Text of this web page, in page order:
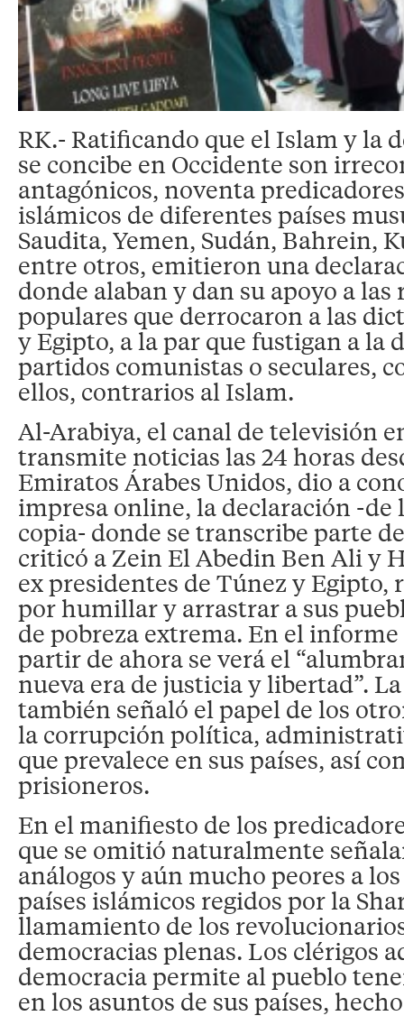
RK.- Ratificando que el Islam y la
se concibe en Occidente son
antagónicos, noventa
islámicos de diferentes países
Saudita, Yemen, Sudán, Bahrein,
entre otros, emitieron una
donde alaban y dan su apoyo a
populares que derrocaron a las
y Egipto, a la par que fustigan a la
partidos comunistas o seculares,
ellos, contrarios al Islam.
Al-Arabiya, el canal de televisión
transmite noticias las 24 horas
Emiratos Árabes Unidos, dio a
impresa online, la declaración -de
copia- donde se transcribe parte
criticó a Zein El Abedin Ben Ali y
ex presidentes de Túnez y Egipto,
por humillar y arrastrar a sus
de pobreza extrema. En el informe
partir de ahora se verá el
nueva era de justicia y libertad”.
también señaló el papel de los
la corrupción política,
que prevalece en sus países, así
prisioneros.
En el manifiesto de los
que se omitió naturalmente
análogos y aún mucho peores a
países islámicos regidos por la
llamamiento de los
democracias plenas. Los clérigos
democracia permite al pueblo
en los asuntos de sus países,